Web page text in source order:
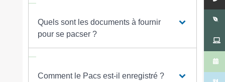
Quels sont les documents à fournir
pour se pacser ?
Comment le Pacs est-il enregistré ?